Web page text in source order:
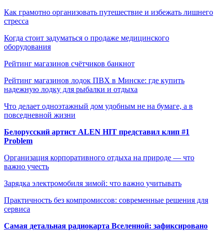
Как грамотно организовать путешествие и избежать лишнего
стресса
Когда стоит задуматься о продаже медицинского
оборудования
Рейтинг магазинов счётчиков банкнот
Рейтинг магазинов лодок ПВХ в Минске: где купить
надежную лодку для рыбалки и отдыха
Что делает одноэтажный дом удобным не на бумаге, а в
повседневной жизни
Белорусский артист ALEN HIT представил клип #1
Problem
Организация корпоративного отдыха на природе — что
важно учесть
Зарядка электромобиля зимой: что важно учитывать
Практичность без компромиссов: современные решения для
сервиса
Самая детальная радиокарта Вселенной: зафиксировано